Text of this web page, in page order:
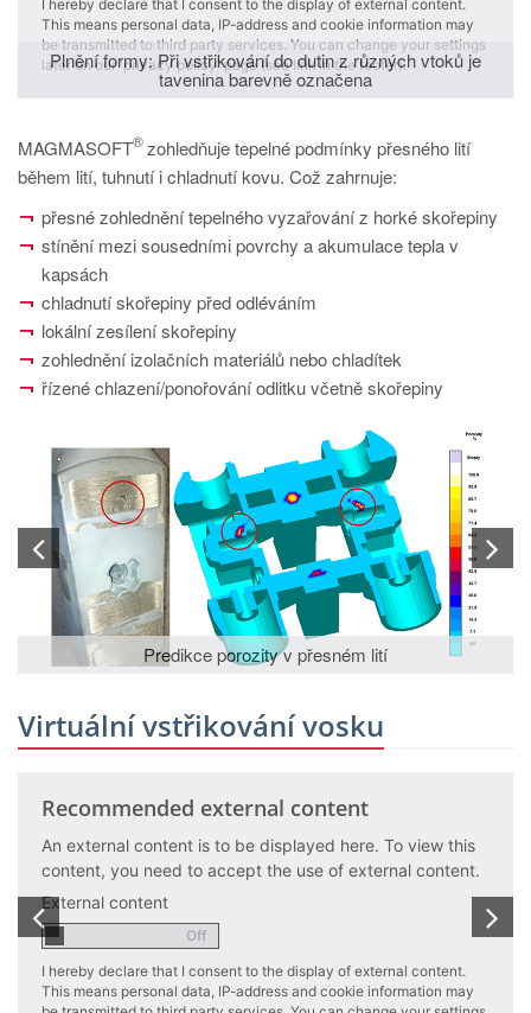
declare that I consent to the display of external content.
means personal data, IP-address and cookie information may
to third party services. You can change your settings
on our 'privacy policy' page (see link in the footer).
formy: Při vstřikování do dutin z různých vtoků je
tavenina barevně označena
be
later on
MAGMASOFT
®zohledňuje tepelné podmínky přesného lití
během lití, tuhnutí i chladnutí kovu. Což zahrnuje:
přesné zohlednění tepelného vyzařování z horké skořepiny
stínění mezi sousedními povrchy a akumulace tepla v
kapsách
chladnutí skořepiny před odléváním
lokální zesílení skořepiny
zohlednění izolačních materiálů nebo chladítek
řízené chlazení/ponořování odlitku včetně skořepiny
Predikce porozity v přesném lití
Tekutá
Virtuální vstřikování vosku
external content
external content is to be displayed here. To view this
you need to accept the use of external content.
content
declare that I consent to the display of external content.
means personal data, IP-address and cookie information may
An